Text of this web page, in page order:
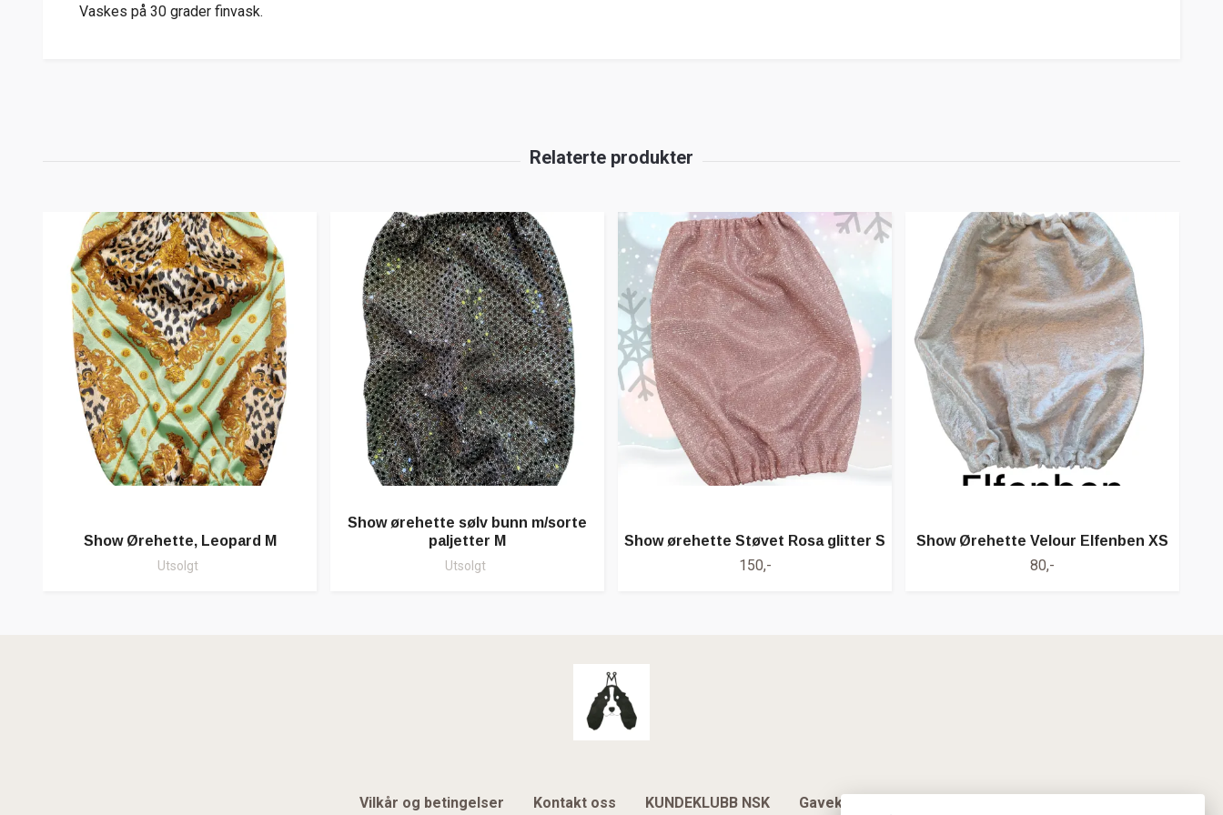
Vaskes på 30 grader finvask.
Show Ørehette, Leopard M
Utsolgt
Show ørehette sølv bunn m/sorte
paljetter M
Utsolgt
Show ørehette Støvet Rosa glitter S
150,-
Show Ørehette Velour Elfenben XS
80,-
Vilkår og betingelser Kontakt oss KUNDEKLUBB NSK Gavekort